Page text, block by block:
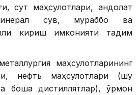
сут маҳсулотлари, қандолат
сув, мураббо ва
кириш имконияти тақдим
маҳсулотларининг
нефть маҳсулотлари (шу
бошқа дистиллятлар), ўрмон